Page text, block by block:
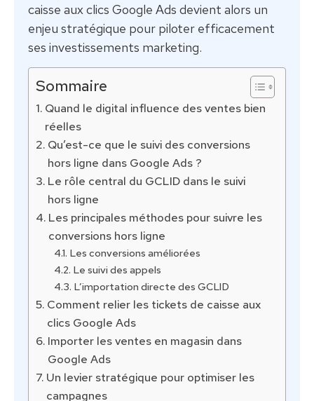
caisse aux clics Google Ads devient alors un
enjeu stratégique pour piloter efficacement
ses investissements marketing.
Sommaire
Quand le digital influence des ventes bien
réelles
Qu’est-ce que le suivi des conversions
hors ligne dans Google Ads ?
Le rôle central du GCLID dans le suivi
hors ligne
Les principales méthodes pour suivre les
conversions hors ligne
Les conversions améliorées
Le suivi des appels
L’importation directe des GCLID
Comment relier les tickets de caisse aux
clics Google Ads
Importer les ventes en magasin dans
Google Ads
Un levier stratégique pour optimiser les
campagnes